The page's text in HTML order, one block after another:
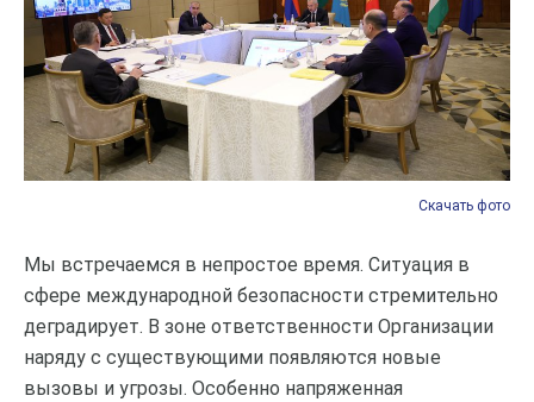
Скачать фото
Скачать фото
Скачать фото
Мы встречаемся в непростое время. Ситуация в
сфере международной безопасности стремительно
деградирует. В зоне ответственности Организации
наряду с существующими появляются новые
вызовы и угрозы. Особенно напряженная